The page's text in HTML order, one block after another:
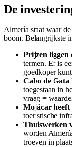
De
Almería staat waar
boom. Belangrijkste
Prijzen liggen
termen. Er is
goedkoper
Cabo de Gata
toegestaan in
vraag =
Mojácar heeft
toeristische
Thuiswerken
worden
troeven in